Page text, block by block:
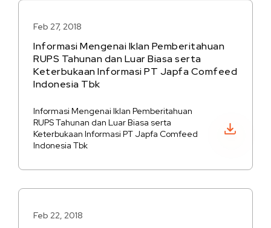
Feb 27, 2018
Informasi Mengenai Iklan Pemberitahuan
RUPS Tahunan dan Luar Biasa serta
Keterbukaan Informasi PT Japfa Comfeed
Indonesia Tbk
Informasi Mengenai Iklan Pemberitahuan
RUPS Tahunan dan Luar Biasa serta
Keterbukaan Informasi PT Japfa Comfeed
Indonesia Tbk
Feb 22, 2018